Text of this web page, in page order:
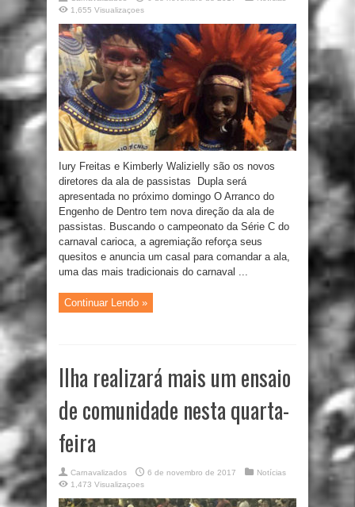
1,655 Visualizaçoes
Iury Freitas e Kimberly Walizielly são os novos
diretores da ala de passistas Dupla será
apresentada no próximo domingo O Arranco do
Engenho de Dentro tem nova direção da ala de
passistas. Buscando o campeonato da Série C do
carnaval carioca, a agremiação reforça seus
quesitos e anuncia um casal para comandar a ala,
uma das mais tradicionais do carnaval ...
Continuar Lendo »
Ilha realizará mais um ensaio
de comunidade nesta quarta-
feira
Carnavalizados 6 de novembro de 2017
Notícias
1,473 Visualizaçoes